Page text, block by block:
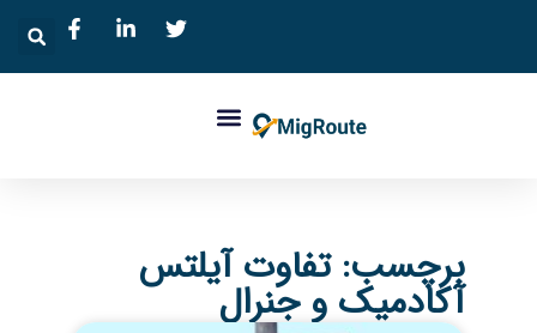
برچسب: تفاوت آیلتس
آکادمیک و جنرال